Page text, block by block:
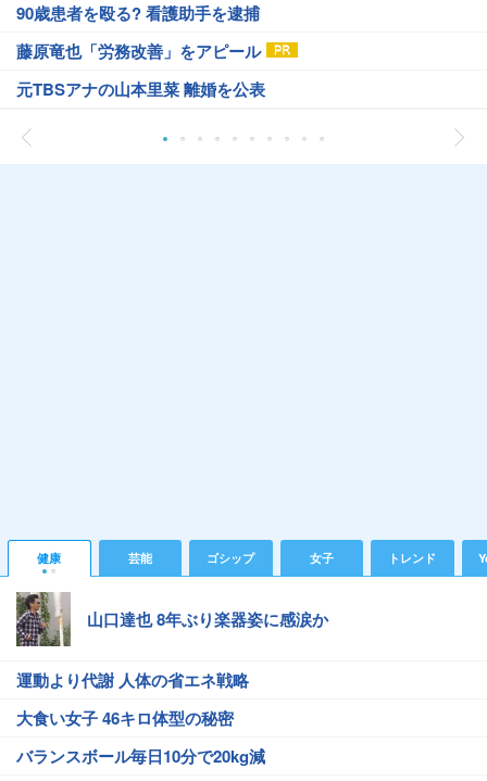
90歳患者を殴る? 看護助手を逮捕
藤原竜也「労務改善」をアピール
元TBSアナの山本里菜 離婚を公表
健康 芸能 ゴシップ 女子 トレンド
山口達也 8年ぶり楽器姿に感涙か
運動より代謝 人体の省エネ戦略
大食い女子 46キロ体型の秘密
バランスボール毎日10分で20kg減